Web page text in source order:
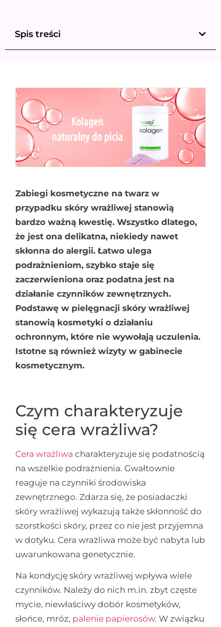
Spis treści
Zabiegi kosmetyczne na twarz w
przypadku skóry wrażliwej stanowią
bardzo ważną kwestię. Wszystko dlatego,
że jest ona delikatna, niekiedy nawet
skłonna do alergii. Łatwo ulega
podrażnieniom, szybko staje się
zaczerwieniona oraz podatna jest na
działanie czynników zewnętrznych.
Podstawę w pielęgnacji skóry wrażliwej
stanowią kosmetyki o działaniu
ochronnym, które nie wywołają uczulenia.
Istotne są również wizyty w gabinecie
kosmetycznym.
Czym charakteryzuje
się cera wrażliwa?
Cera wrażliwa charakteryzuje się podatnością
na wszelkie podrażnienia. Gwałtownie
reaguje na czynniki środowiska
zewnętrznego. Zdarza się, że posiadaczki
skóry wrażliwej wykazują także skłonność do
szorstkości skóry, przez co nie jest przyjemna
w dotyku. Cera wrażliwa może być nabyta lub
uwarunkowana genetycznie.
Na kondycję skóry wrażliwej wpływa wiele
czynników. Należy do nich m.in. zbyt częste
mycie, niewłaściwy dobór kosmetyków,
słońce, mróz, palenie papierosów. W związku